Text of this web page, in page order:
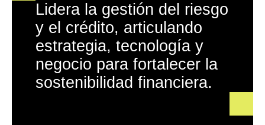
Lidera la gestión del riesgo
y el crédito, articulando
estrategia, tecnología y
negocio para fortalecer la
sostenibilidad financiera.